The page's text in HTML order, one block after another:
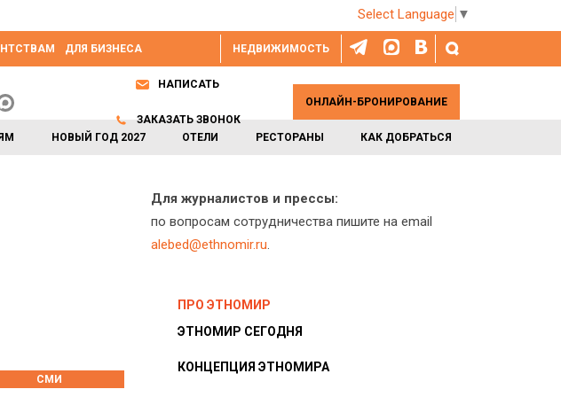
Select Language ▼
НЕДВИЖИМОСТЬ
ДЛЯ БИЗНЕСА
НОВЫЙ ГОД 2027 ОТЕЛИ РЕСТОРАНЫ КАК ДОБРАТЬСЯ
НАПИСАТЬ
ЗАКАЗАТЬ ЗВОНОК
ОНЛАЙН-БРОНИРОВАНИЕ
СМИ
Для журналистов и прессы:
по вопросам сотрудничества пишите на email
alebed@ethnomir.ru.
ПРО ЭТНОМИР
ЭТНОМИР СЕГОДНЯ
КОНЦЕПЦИЯ ЭТНОМИРА